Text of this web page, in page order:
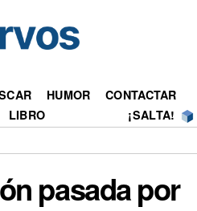
HUMOR
CONTACTAR
LIBRO ¡SALTA!
pasada por